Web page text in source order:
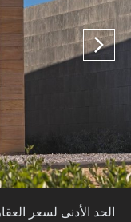
الحد الأدنى لسعر